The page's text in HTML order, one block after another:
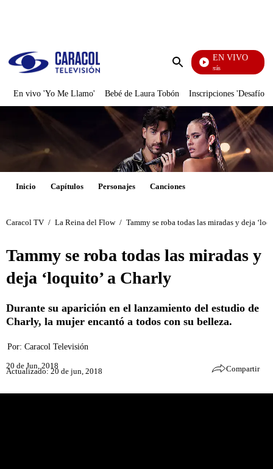
Enviar
EN VIVO
También Caerás
En vivo 'Yo Me Llamo' Bebé de Laura Tobón Inscripciones 'Desafío'
Inicio Capítulos Personajes Canciones
Caracol TV / La Reina del Flow / Tammy se roba todas las miradas y deja
Tammy se roba todas las miradas y
deja ‘loquito’ a Charly
Durante su aparición en el lanzamiento del estudio de
Charly, la mujer encantó a todos con su belleza.
Por: Caracol Televisión
20 de Jun, 2018
Actualizado: 20 de jun, 2018 Compartir